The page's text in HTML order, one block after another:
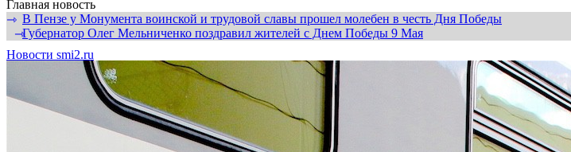
Главная новость
⇾ В Пензе у Монумента воинской и трудовой славы прошел молебен в честь Дня Победы
⇾Губернатор Олег Мельниченко поздравил жителей с Днем Победы 9 Мая
Новости smi2.ru